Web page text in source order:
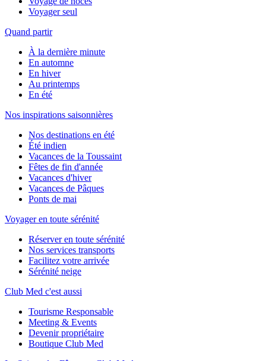
Voyager seul
Quand partir
À la dernière minute
En automne
En hiver
Au printemps
En été
Nos inspirations saisonnières
Nos destinations en été
Été indien
Vacances de la Toussaint
Fêtes de fin d'année
Vacances d'hiver
Vacances de Pâques
Ponts de mai
Voyager en toute sérénité
Réserver en toute sérénité
Nos services transports
Facilitez votre arrivée
Sérénité neige
Club Med c'est aussi
Tourisme Responsable
Meeting & Events
Devenir propriétaire
Boutique Club Med